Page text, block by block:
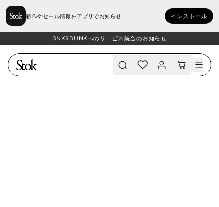
新作やセール情報をアプリでお知らせ インストール
SNKRDUNKへのサービス統合のお知らせ